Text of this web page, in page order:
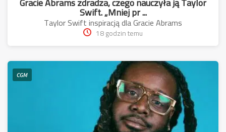
Swift. „Mniej pr ...
Taylor Swift inspiracją dla Gracie Abrams
18 godzin temu
CGM